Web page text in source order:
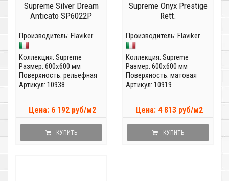
Supreme Silver Dream
Anticato SP6022P
Производитель: Flaviker
Коллекция: Supreme
Размер: 600x600 мм
Поверхность: рельефная
Артикул: 10938
Цена: 6 192 руб/м2
КУПИТЬ
Supreme Onyx Prestige
Rett.
Производитель: Flaviker
Коллекция: Supreme
Размер: 600x600 мм
Поверхность: матовая
Артикул: 10919
Цена: 4 813 руб/м2
КУПИТЬ